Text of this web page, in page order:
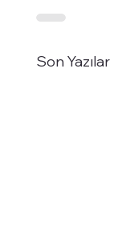
Son Yazılar